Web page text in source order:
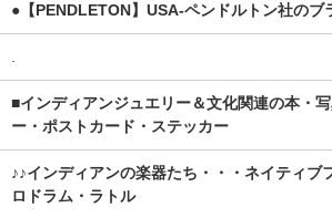
●【PENDLETON】USA-ペンドルトン社のブ
.
■インディアンジュエリー＆文化関連の本・
ー・ポストカード・ステッカー
♪♪インディアンの楽器たち・・・ネイティブ
ロドラム・ラトル